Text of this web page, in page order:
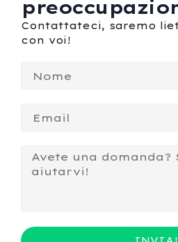
Contattateci, saremo
con voi!